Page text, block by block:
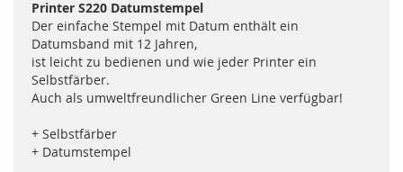
Printer S220 Datumstempel
Der einfache Stempel mit Datum enthält ein
Datumsband mit 12 Jahren,
ist leicht zu bedienen und wie jeder Printer ein
Selbstfärber.
Auch als umweltfreundlicher Green Line verfügbar!
+ Selbstfärber
+ Datumstempel